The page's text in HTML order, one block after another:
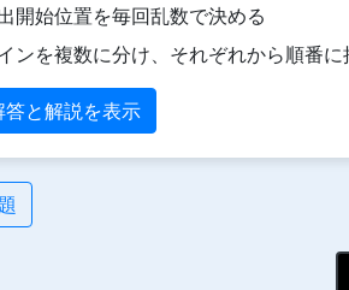
開始位置を毎回乱数で決める
ンを複数に分け、それぞれから順番に
答と解説を表示